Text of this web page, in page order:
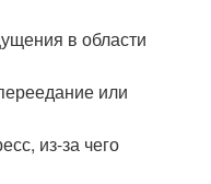
в области
или
из-за чего